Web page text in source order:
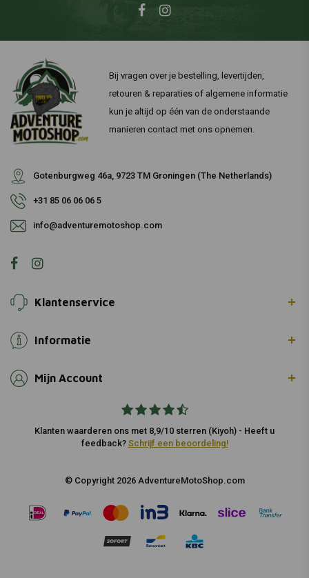
Bij vragen over je bestelling, levertijden,
retouren & reparaties of algemene informatie
kun je altijd op één van de onderstaande
manieren contact met ons opnemen.
Gotenburgweg 46a, 9723 TM Groningen (The Netherlands)
+31 85 06 06 06 5
info@adventuremotoshop.com
Klantenservice
Informatie
Mijn Account
Klanten waarderen ons met 8,9/10 sterren (Kiyoh) - Heeft u
feedback? Schrijf een beoordeling!
© Copyright 2026 AdventureMotoShop.com